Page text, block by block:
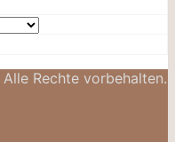
Alle Rechte vorbehalten.